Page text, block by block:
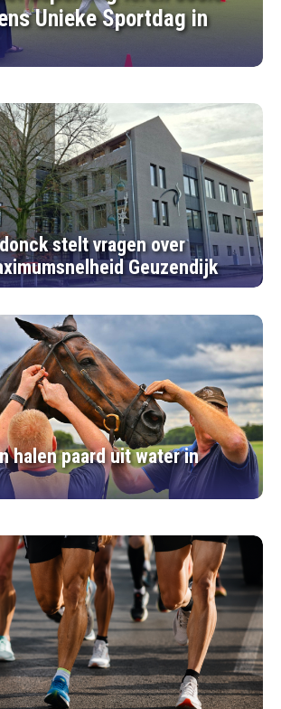
Unieke Sportdag in
stelt vragen over
Geuzendijk
halen paard uit water in